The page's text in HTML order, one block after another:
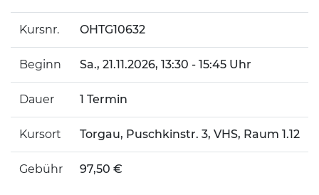
Kursnr. OHTG10632
Beginn Sa., 21.11.2026, 13:30 - 15:45 Uhr
Dauer 1 Termin
Kursort Torgau, Puschkinstr. 3, VHS, Raum 1.12
Gebühr 97,50 €